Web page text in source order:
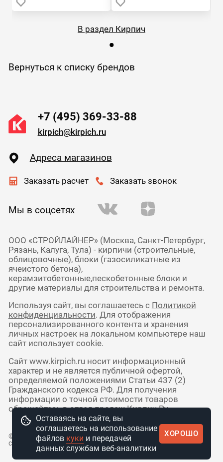
В раздел Кирпич
Вернуться к списку брендов
+7 (495) 369-33-88
kirpich@kirpich.ru
Адреса магазинов
Заказать расчет Заказать звонок
Мы в соцсетях
ООО «СТРОЙЛАЙНЕР» (Москва, Санкт-Петербург,
Рязань, Калуга, Тула) - кирпичи (строительные,
облицовочные), блоки (газосиликатные из
ячеистого бетона),
керамзитобетонные,пескобетонные блоки и
другие материалы для строительства и ремонта.
Используя сайт, вы соглашаетесь с Политикой
конфиденциальности. Для отображения
персонализированного контента и хранения
личных настроек на локальном компьютере наш
сайт использует cookie.
Сайт www.kirpich.ru носит информационный
характер и не является публичной офертой,
определяемой положениями Статьи 437 (2)
Гражданского кодекса РФ. Для получения
информации о точной стоимости товаров
обращайтесь в отдел продаж Кирпич Ру.
© 2010 - 2026 Интернет-магазин
стройматериалов КирпичРУ
Оставаясь на сайте, вы
соглашаетесь на использование
файлов куки и передачей
данных службам веб-аналитики
ХОРОШО